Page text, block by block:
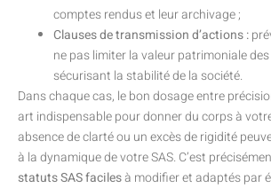
comptes rendus et leur archivage ;
Clauses de transmission d’actions :
ne pas limiter la valeur patrimoniale
sécurisant la stabilité de la société.
Dans chaque cas, le bon dosage entre
art indispensable pour donner du corps à
absence de clarté ou un excès de rigidité
à la dynamique de votre SAS. C’est
statuts SAS facilesà modifier et adaptés par